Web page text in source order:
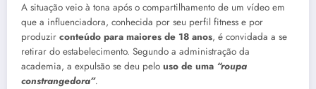
A situação veio à tona após o compartilhamento de um vídeo em
que a influenciadora, conhecida por seu perfil fitness e por
produzir conteúdo para maiores de 18 anos, é convidada a se
retirar do estabelecimento. Segundo a administração da
academia, a expulsão se deu pelo uso de uma “roupa
constrangedora”.